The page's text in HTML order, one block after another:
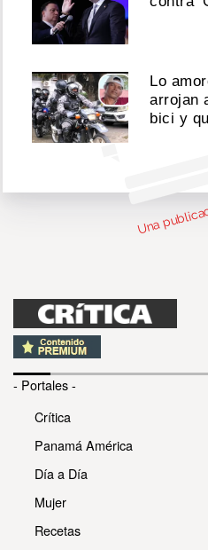
publicación
en
Instagram
Lo
arrojan
bici y
- Portales -
Crítica
Panamá América
Día a Día
Mujer
Recetas